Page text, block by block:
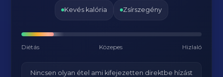
Kevés kalória Zsírszegény
Diétás Közepes Hizlaló
Nincsen olyan étel ami kifejezetten direktbe hízást